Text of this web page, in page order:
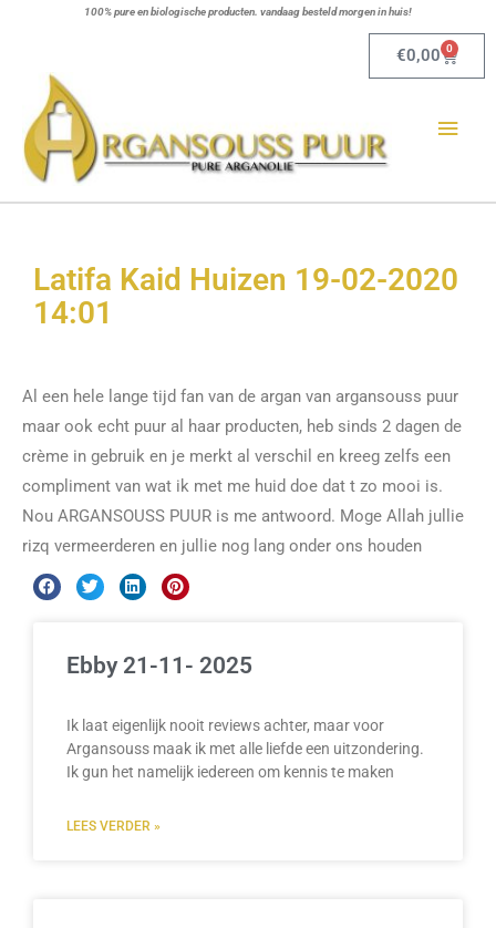
100% pure en biologische producten. vandaag besteld morgen in huis!
€0,00 0
Latifa Kaid Huizen 19-02-2020
14:01
Al een hele lange tijd fan van de argan van argansouss puur
maar ook echt puur al haar producten, heb sinds 2 dagen de
crème in gebruik en je merkt al verschil en kreeg zelfs een
compliment van wat ik met me huid doe dat t zo mooi is.
Nou ARGANSOUSS PUUR is me antwoord. Moge Allah jullie
rizq vermeerderen en jullie nog lang onder ons houden
Ebby 21-11- 2025
Ik laat eigenlijk nooit reviews achter, maar voor
Argansouss maak ik met alle liefde een uitzondering.
Ik gun het namelijk iedereen om kennis te maken
LEES VERDER »